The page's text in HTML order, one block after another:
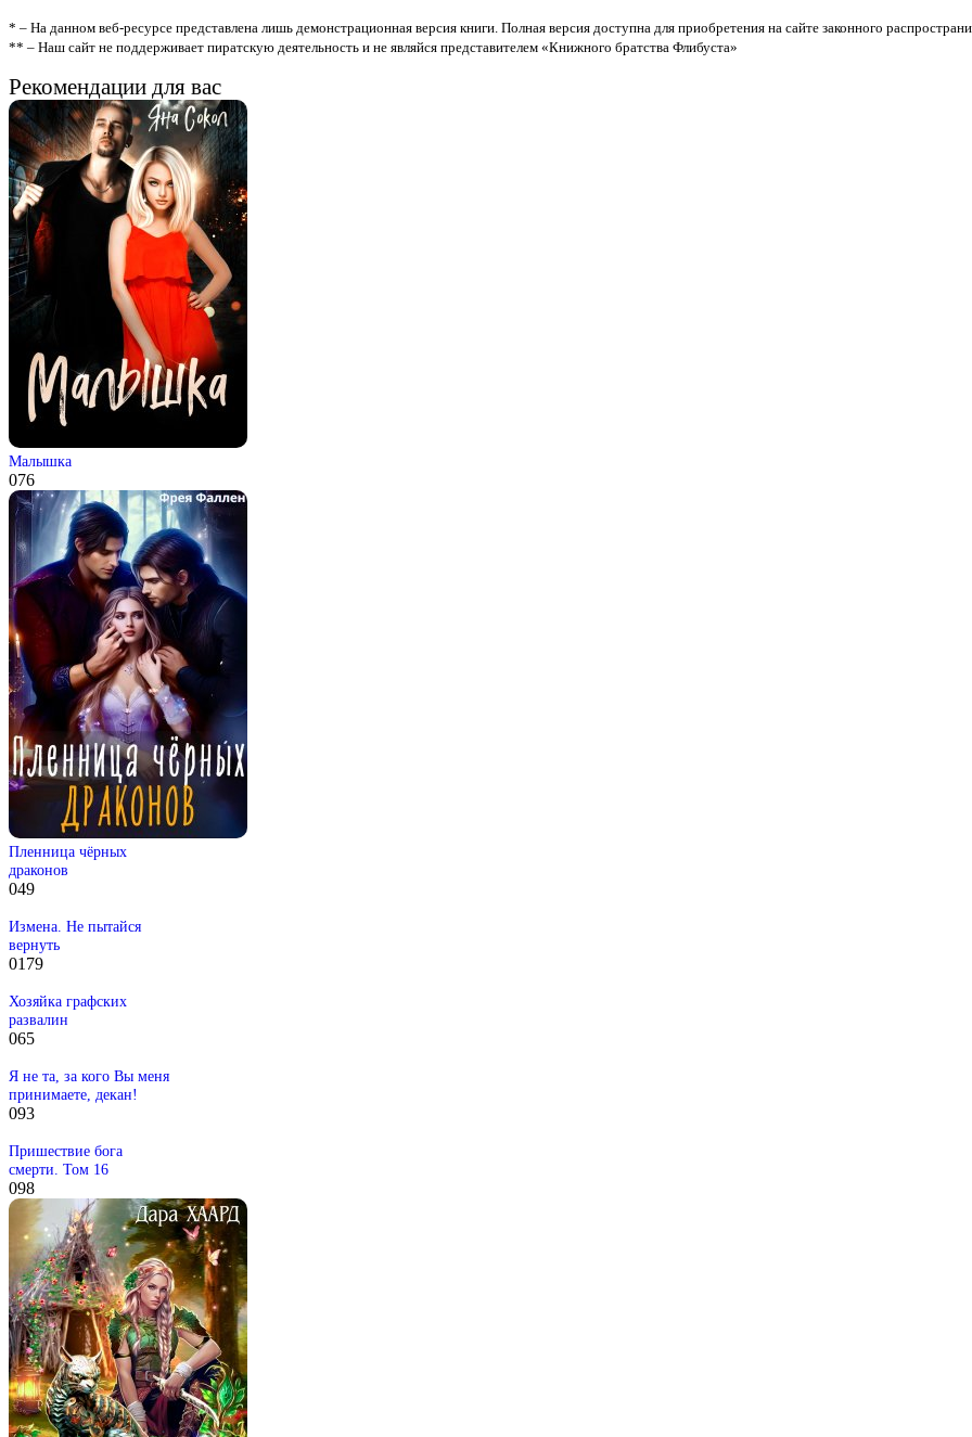
* – На данном веб-ресурсе представлена лишь демонстрационная версия книги. Полная версия доступна для приобретения на сайте законного
** – Наш сайт не поддерживает пиратскую деятельность и не являйся представителем «Книжного братства Флибуста»
Рекомендации для вас
Малышка
076
Пленница чёрных
драконов
049
Измена. Не пытайся
вернуть
0179
Хозяйка графских
развалин
065
Я не та, за кого Вы меня
принимаете, декан!
093
Пришествие бога
смерти. Том 16
098